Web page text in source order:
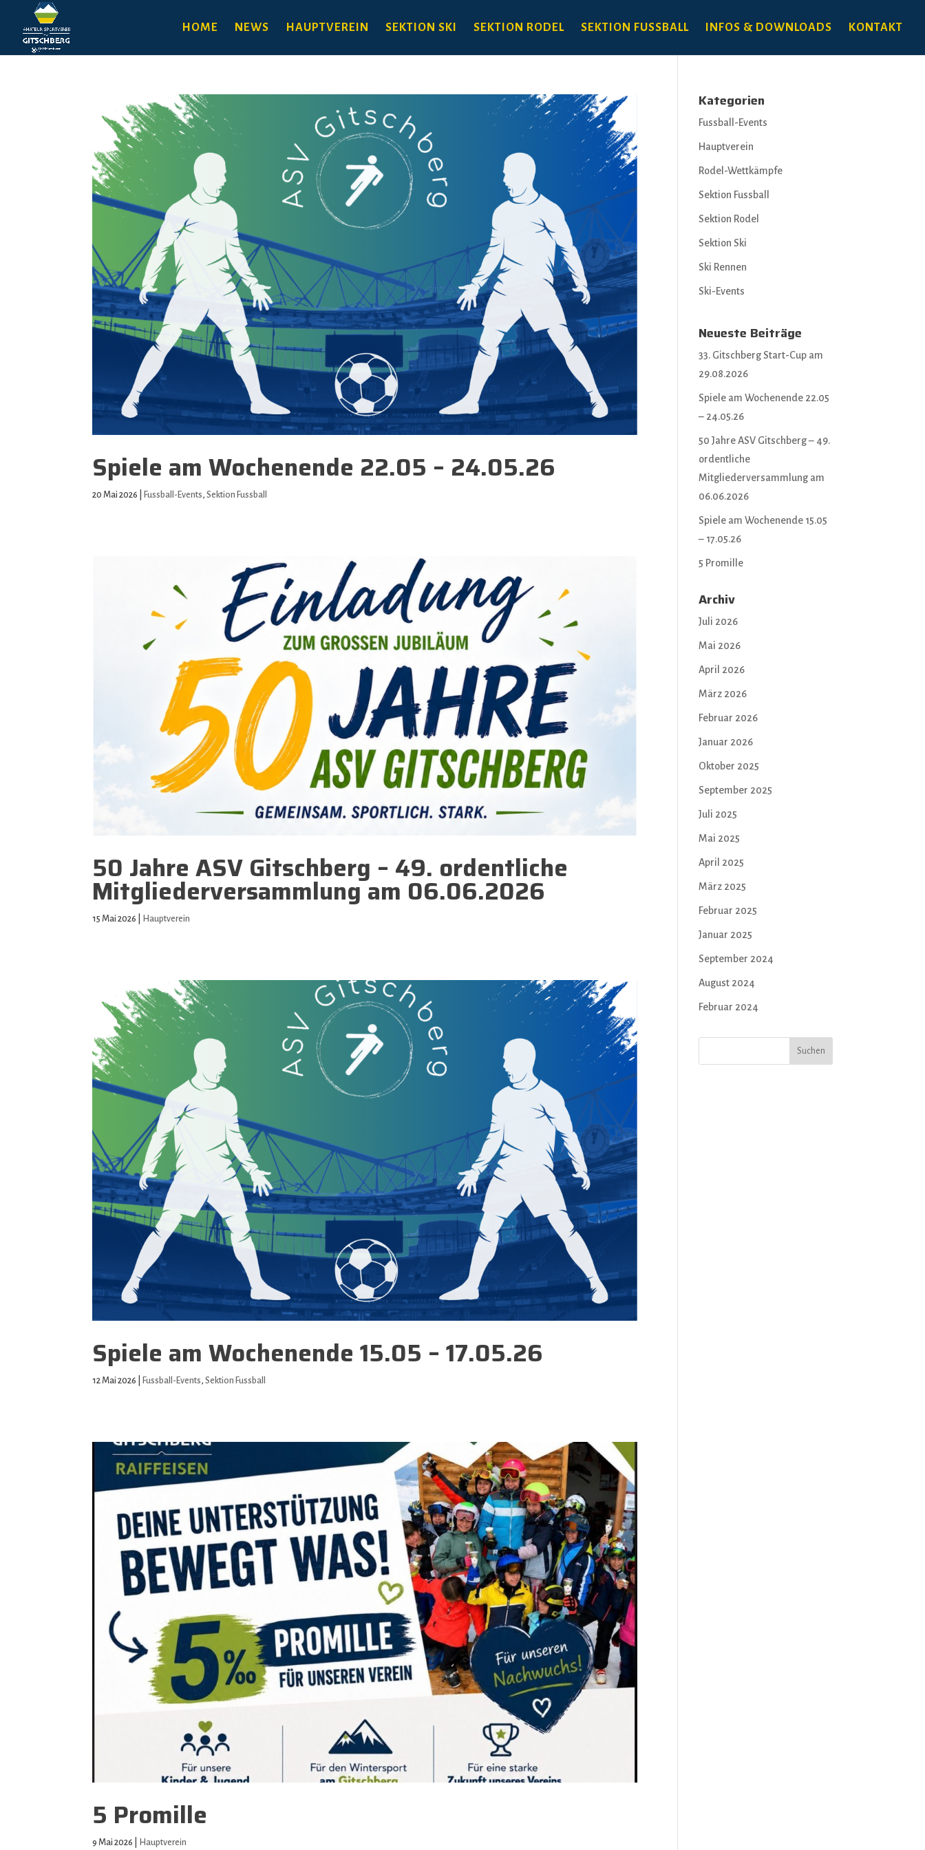
HOME NEWS HAUPTVEREIN SEKTION SKI SEKTION RODEL SEKTION FUSSBALL INFOS & DOWNLOADS KONTAKT
Spiele am Wochenende 22.05 – 24.05.26
20 Mai 2026 Fussball-Events,Sektion Fussball
50 Jahre ASV Gitschberg – 49. ordentliche
Mitgliederversammlung am 06.06.2026
15 Mai 2026 Hauptverein
Spiele am Wochenende 15.05 – 17.05.26
12 Mai 2026 Fussball-Events,Sektion Fussball
5 Promille
9 Mai 2026 Hauptverein
Kategorien
Fussball-Events
Hauptverein
Rodel-Wettkämpfe
Sektion Fussball
Sektion Rodel
Sektion Ski
Ski Rennen
Ski-Events
Neueste Beiträge
33. Gitschberg Start-Cup am
29.08.2026
Spiele am Wochenende 22.05
– 24.05.26
50 Jahre ASV Gitschberg – 49.
ordentliche
Mitgliederversammlung am
06.06.2026
Spiele am Wochenende 15.05
– 17.05.26
5 Promille
Archiv
Juli 2026
Mai 2026
April 2026
März 2026
Februar 2026
Januar 2026
Oktober 2025
September 2025
Juli 2025
Mai 2025
April 2025
März 2025
Februar 2025
Januar 2025
September 2024
August 2024
Februar 2024
Suchen